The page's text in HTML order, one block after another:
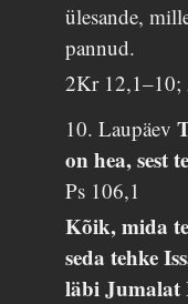
ülesande,
pannud.
2Kr
10. Laupäev
on hea, sest
Ps 106,1
Kõik, mida
seda tehke
läbi Jumalat